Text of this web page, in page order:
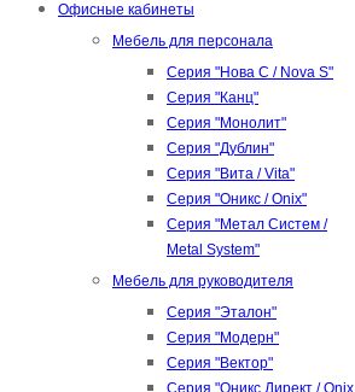
Офисные кабинеты
Мебель для персонала
Серия "Нова С / Nova S"
Серия "Канц"
Серия "Монолит"
Серия "Дублин"
Серия "Вита / Vita"
Серия "Оникс / Onix"
Серия "Метал Систем /
Metal System"
Мебель для руководителя
Серия "Эталон"
Серия "Модерн"
Серия "Вектор"